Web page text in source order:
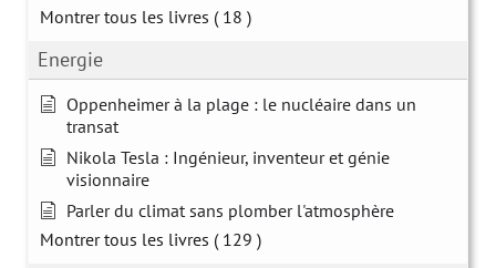
Montrer tous les livres ( 18 )
Energie
Oppenheimer à la plage : le nucléaire dans un
transat
Nikola Tesla : Ingénieur, inventeur et génie
visionnaire
Parler du climat sans plomber l'atmosphère
Montrer tous les livres ( 129 )